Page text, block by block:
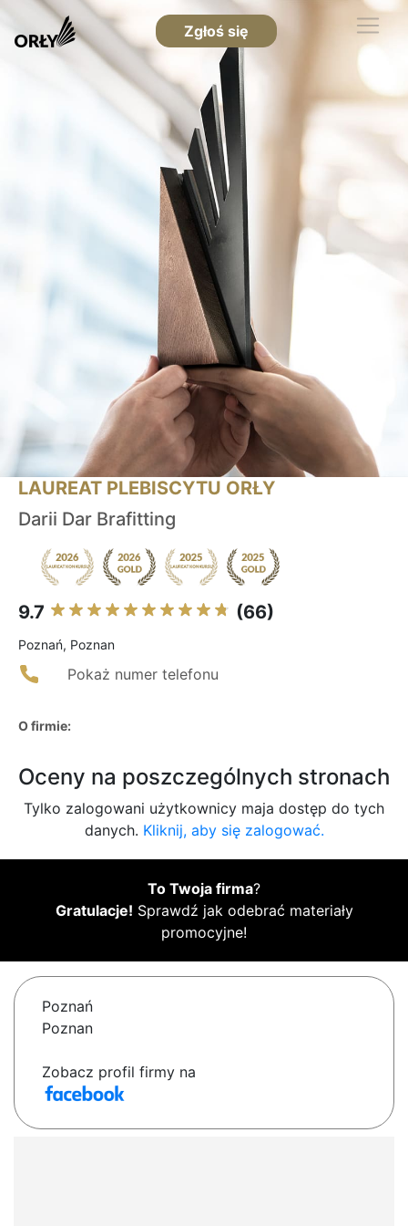
Zgłoś się
LAUREAT PLEBISCYTU ORŁY
Darii Dar Brafitting
9.7 (66)
Poznań, Poznan
Pokaż numer telefonu
O firmie:
Oceny na poszczególnych stronach
Tylko zalogowani użytkownicy maja dostęp do tych
danych. Kliknij, aby się zalogować.
To Twoja firma?
Gratulacje! Sprawdź jak odebrać materiały
promocyjne!
Poznań
Poznan
Zobacz profil firmy na